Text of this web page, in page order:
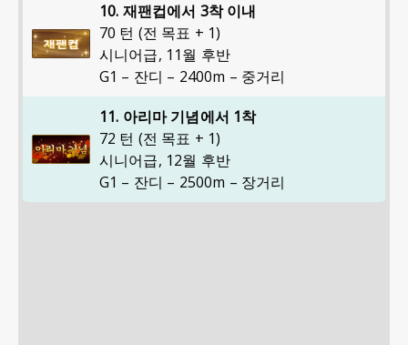
10. 재팬컵에서 3착 이내
70 턴 (전 목표 + 1)
시니어급, 11월 후반
G1 – 잔디 – 2400m – 중거리
11. 아리마 기념에서 1착
72 턴 (전 목표 + 1)
시니어급, 12월 후반
G1 – 잔디 – 2500m – 장거리